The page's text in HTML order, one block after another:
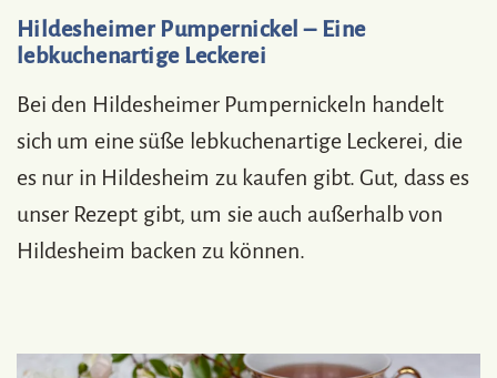
Hildesheimer Pumpernickel – Eine
lebkuchenartige Leckerei
Bei den Hildesheimer Pumpernickeln handelt
sich um eine süße lebkuchenartige Leckerei, die
es nur in Hildesheim zu kaufen gibt. Gut, dass es
unser Rezept gibt, um sie auch außerhalb von
Hildesheim backen zu können.